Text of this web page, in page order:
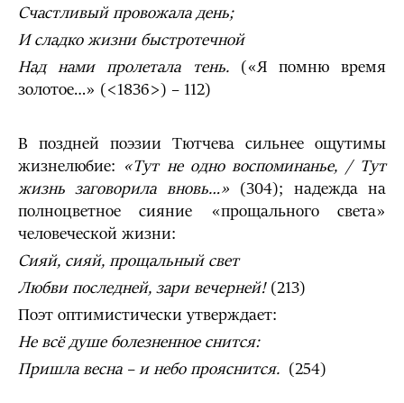
Счастливый провожала день;
И сладко жизни быстротечной
Над нами пролетала тень.(«Я помню время
золотое…» (<1836>) – 112)
В поздней поэзии Тютчева сильнее ощутимы
жизнелюбие: «Тут не одно воспоминанье, / Тут
жизнь заговорила вновь…» (304); надежда на
полноцветное сияние «прощального света»
человеческой жизни:
Сияй, сияй, прощальный свет
Любви последней, зари вечерней!(213)
Поэт оптимистически утверждает:
Не всё душе болезненное снится:
Пришла весна – и небо прояснится. (254)